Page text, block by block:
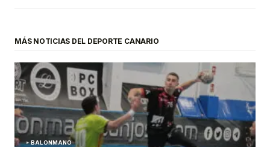
MÁS NOTICIAS DEL DEPORTE CANARIO
BALONMANO